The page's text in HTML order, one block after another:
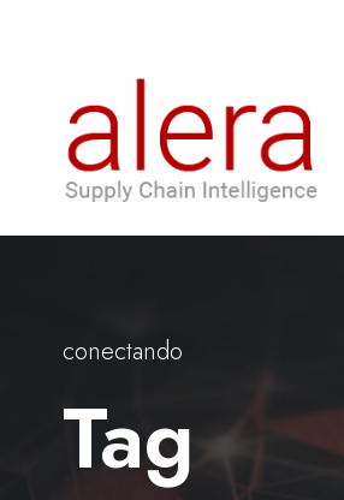
conectando
Tag